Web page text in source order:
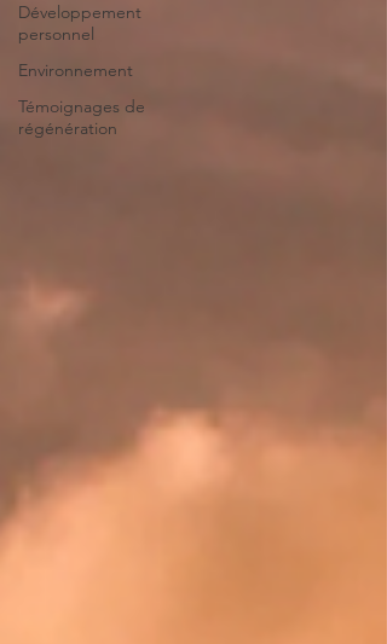
Développement
personnel
Environnement
Témoignages de
régénération